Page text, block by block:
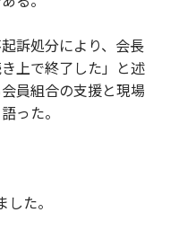
訴処分により、会長
上で終了した」と述
員組合の支援と現場
った。
た。